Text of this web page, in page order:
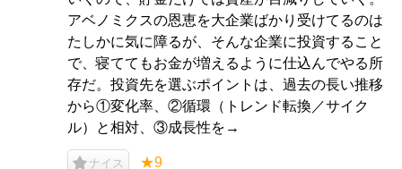
アベノミクスの恩恵を大企業ばかり受けてるのは
たしかに気に障るが、そんな企業に投資すること
で、寝ててもお金が増えるように仕込んでやる所
存だ。投資先を選ぶポイントは、過去の長い推移
から①変化率、②循環（トレンド転換／サイク
ル）と相対、③成長性を→
ナイス ★9